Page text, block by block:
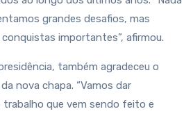
grandes desafios, mas
importantes”, afirmou.
também agradeceu o
nova chapa. “Vamos dar
que vem sendo feito e